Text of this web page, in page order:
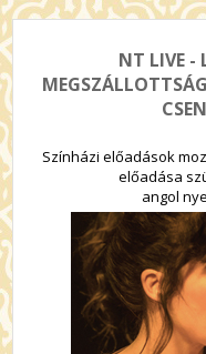
NT LIVE -
Színházi előadások
előadása
angol